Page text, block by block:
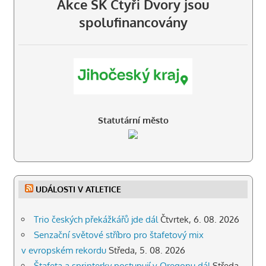
, 2. místo
20.05.2026, 60 m: 9,6 s
Akce SK Čtyři Dvory jsou
spolufinancovány
Statutární město
UDÁLOSTI V ATLETICE
Trio českých překážkářů jde dál Čtvrtek, 6. 08. 2026
Senzační světové stříbro pro štafetový mix
v evropském rekordu Středa, 5. 08. 2026